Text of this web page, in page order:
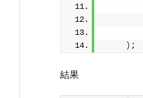
) ;
結果